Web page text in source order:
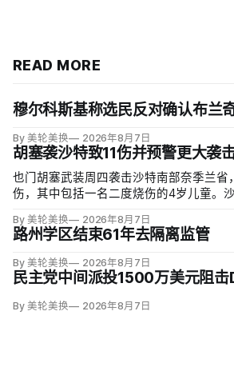
READ MORE
穆尔科斯基称选民反对确认布兰
By 美轮美换 2026年8月7日
胡塞袭沙特致11伤并预警更大袭
也门胡塞武装周四袭击沙特南部奈季兰省
伤，其中包括一名二度烧伤的4岁儿童。
区；
By 美轮美换 2026年8月7日
路州学区结束61年去隔离监管
By 美轮美换 2026年8月7日
民主党中间派投1500万美元阻击
By 美轮美换 2026年8月7日